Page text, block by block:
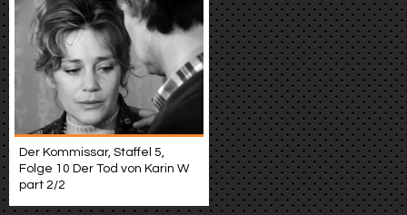
Der Kommissar, Staffel 5,
Folge 10 Der Tod von Karin W
part 2/2